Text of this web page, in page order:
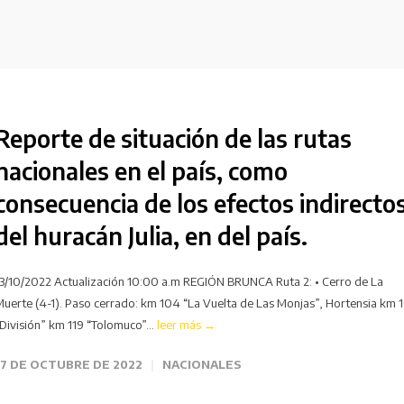
de situación de las rutas
en el país, como
de los efectos
huracán Julia, en del país.
10/2022 Actualización 10:00 a.m REGIÓN BRUNCA Ruta 2: • Cerro de La
(4-1). Paso cerrado: km 104 “La Vuelta de Las Monjas”, Hortensia km
km 119 “Tolomuco”... leer más →
DE OCTUBRE DE 2022 NACIONALES